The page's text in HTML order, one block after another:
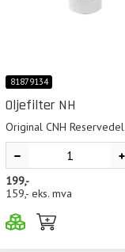
81879134
Oljefilter NH
Original CNH Reservedel
199,-
159,- eks. mva